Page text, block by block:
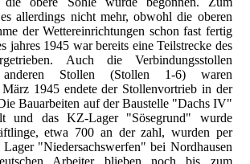
allerdings nicht mehr, obwohl die oberen
der Wettereinrichtungen schon fast fertig
jahres 1945 war bereits eine Teilstrecke des
Auch die Verbindungsstollen
Stollen (Stollen 1-6) waren
März 1945 endete der Stollenvortrieb in der
Bauarbeiten auf der Baustelle "Dachs IV"
und das KZ-Lager "Sösegrund" wurde
etwa 700 an der zahl, wurden per
"Niedersachswerfen" bei Nordhausen